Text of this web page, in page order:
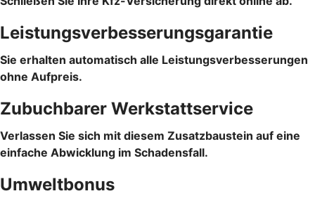
Leistungsverbesserungsgarantie
Sie erhalten automatisch alle Leistungsverbesserungen
ohne Aufpreis.
Zubuchbarer Werkstattservice
Verlassen Sie sich mit diesem Zusatzbaustein auf eine
einfache Abwicklung im Schadensfall.
Umweltbonus